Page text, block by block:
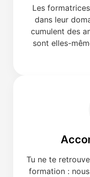
Les
dans leur
cumulent des
sont elles-
Tu ne te
formation :